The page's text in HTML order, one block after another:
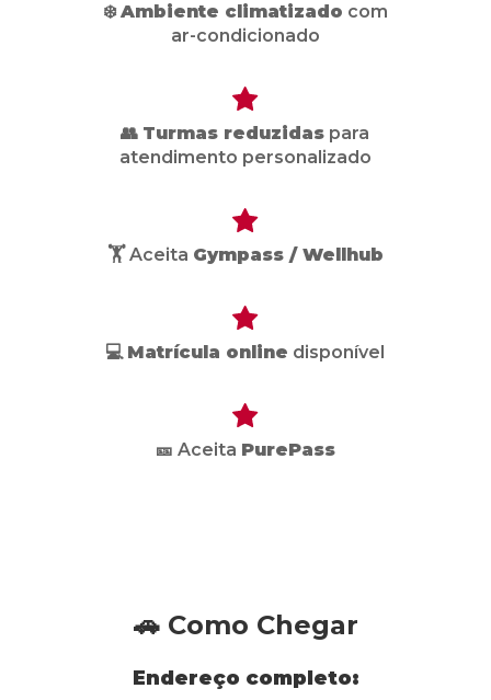
❄️Ambiente climatizado com
ar-condicionado
👥 Turmas reduzidas para
atendimento personalizado
🏋️ Aceita Gympass / Wellhub
💻 Matrícula online disponível
🎫 Aceita PurePass
🚗 Como Chegar
Endereço completo: